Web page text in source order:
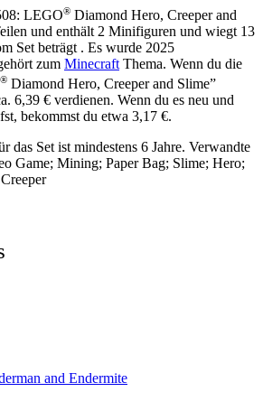
LEGO® Diamond Hero, Creeper and
und enthält 2 Minifiguren und wiegt 13
Set beträgt . Es wurde 2025
zum Minecraft Thema. Wenn du die
® Diamond Hero, Creeper and Slime”
6,39 € verdienen. Wenn du es neu und
bekommst du etwa 3,17 €.
das Set ist mindestens 6 Jahre. Verwandte
Game; Mining; Paper Bag; Slime; Hero;
and Endermite